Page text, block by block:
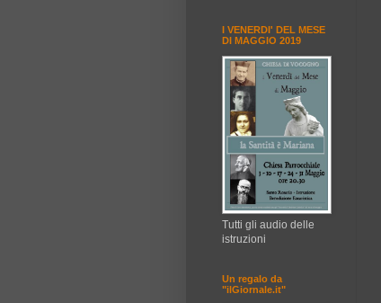
I VENERDI' DEL MESE
DI MAGGIO 2019
Tutti gli audio delle
istruzioni
Un regalo da
"ilGiornale.it"